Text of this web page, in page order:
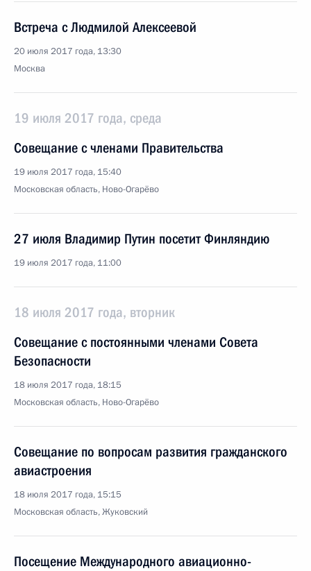
Встреча с Людмилой Алексеевой
20 июля 2017 года, 13:30
Москва
19 июля 2017 года, среда
Совещание с членами Правительства
19 июля 2017 года, 15:40
Московская область, Ново-Огарёво
27 июля Владимир Путин посетит Финляндию
19 июля 2017 года, 11:00
18 июля 2017 года, вторник
Совещание с постоянными членами Совета
Безопасности
18 июля 2017 года, 18:15
Московская область, Ново-Огарёво
Совещание по вопросам развития гражданского
авиастроения
18 июля 2017 года, 15:15
Московская область, Жуковский
Посещение Международного авиационно-